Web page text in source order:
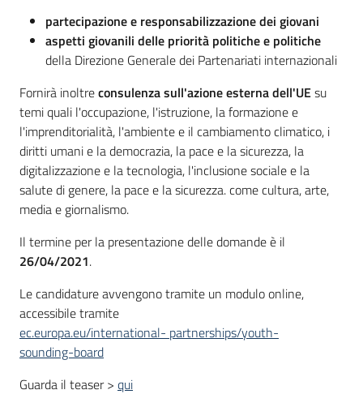
partecipazione e responsabilizzazione dei giovani
aspetti giovanili delle priorità politiche e politiche
della Direzione Generale dei Partenariati internazionali
Fornirà inoltreconsulenza sull'azione esterna dell'UEsu
temi quali l'occupazione, l'istruzione, la formazione e
l'imprenditorialità, l'ambiente e il cambiamento climatico, i
diritti umani e la democrazia, la pace e la sicurezza, la
digitalizzazione e la tecnologia, l'inclusione sociale e la
salute di genere, la pace e la sicurezza. come cultura, arte,
media e giornalismo.
Il termine per la presentazione delle domande è il
26/04/2021.
Le candidature avvengono tramite un modulo online,
accessibile tramite
ec.europa.eu/international- partnerships/youth-
sounding-board
Guarda il teaser > qui